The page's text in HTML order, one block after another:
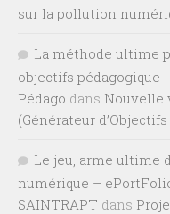
sur la pollution
La méthode ultime
objectifs pédagogique
Pédago dans Nouvelle
(Générateur
Le jeu, arme ultime
numérique –
SAINTRAPT dans